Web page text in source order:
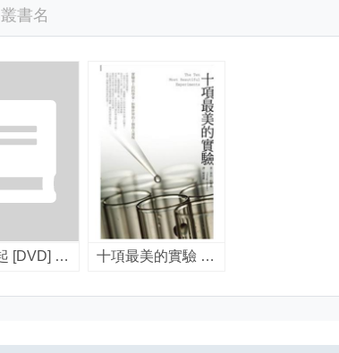
叢書名
希望再起 [DVD] [錄影資料] = Two steps from hope / 喬治.A.約翰遜(George A. Johnson)導演 十項最美的實驗 : 實驗桌上的科學家,影響世界的十個偉大發現 / 喬治.約翰遜(George Johnson)著 ; 賴德鍾譯